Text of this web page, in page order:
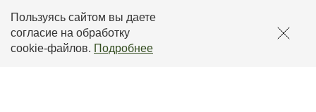
Пользуясь сайтом вы даете
согласие на обработку
cookie-файлов. Подробнее
Разработка сайтаLukevium
Политика конфиденциальности